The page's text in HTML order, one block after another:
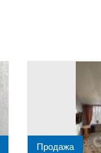
Продажа